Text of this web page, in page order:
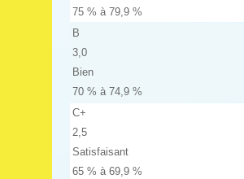
75 % à 79,9 %
B
3,0
Bien
70 % à 74,9 %
C+
2,5
Satisfaisant
65 % à 69,9 %